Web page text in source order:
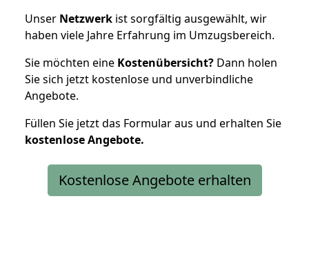
Unser Netzwerk ist sorgfältig ausgewählt, wir
haben viele Jahre Erfahrung im Umzugsbereich.
Sie möchten eine Kostenübersicht? Dann holen
Sie sich jetzt kostenlose und unverbindliche
Angebote.
Füllen Sie jetzt das Formular aus und erhalten Sie
kostenloseAngebote.
Kostenlose Angebote erhalten